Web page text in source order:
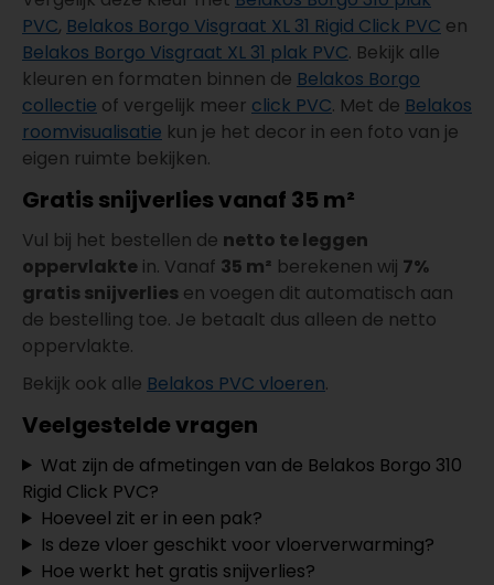
PVC, Belakos Borgo Visgraat XL 31 Rigid Click PVC en
Belakos Borgo Visgraat XL 31 plak PVC. Bekijk alle
kleuren en formaten binnen de Belakos Borgo
collectie of vergelijk meer click PVC. Met de Belakos
roomvisualisatie kun je het decor in een foto van je
eigen ruimte bekijken.
Gratis snijverlies vanaf 35 m²
Vul bij het bestellen de netto te leggen
oppervlakte in. Vanaf 35 m² berekenen wij 7%
gratis snijverlies en voegen dit automatisch aan
de bestelling toe. Je betaalt dus alleen de netto
oppervlakte.
Bekijk ook alle Belakos PVC vloeren.
Veelgestelde vragen
Wat zijn de afmetingen van de Belakos Borgo 310
Rigid Click PVC?
Hoeveel zit er in een pak?
Is deze vloer geschikt voor vloerverwarming?
Hoe werkt het gratis snijverlies?